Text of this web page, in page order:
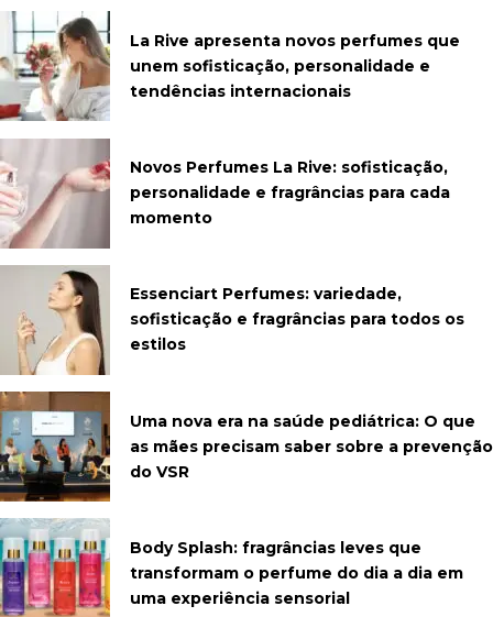
La Rive apresenta novos perfumes que
unem sofisticação, personalidade e
tendências internacionais
Novos Perfumes La Rive: sofisticação,
personalidade e fragrâncias para cada
momento
Essenciart Perfumes: variedade,
sofisticação e fragrâncias para todos os
estilos
Uma nova era na saúde pediátrica: O que
as mães precisam saber sobre a prevenção
do VSR
Body Splash: fragrâncias leves que
transformam o perfume do dia a dia em
uma experiência sensorial